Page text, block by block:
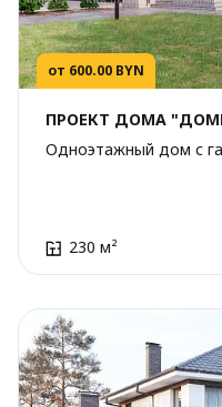
от 600.00 BYN
ПРОЕКТ ДОМА
Одноэтажный дом с
230 м²